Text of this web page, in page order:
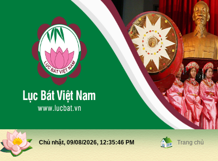
Chủ nhật, 09/08/2026, 12:35:48 PM Trang chủ